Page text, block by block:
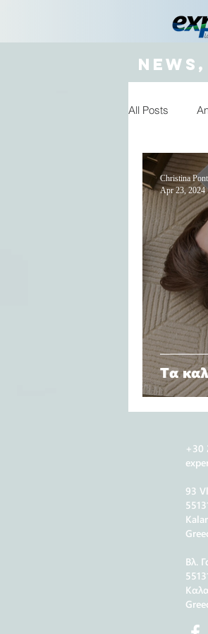
All Posts
Τα
Christina
Apr 23, 2024
+30
93
Βλ.